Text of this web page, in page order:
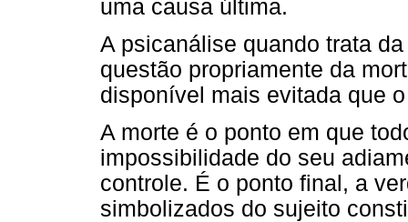
uma causa última.
A psicanálise quando trata
questão propriamente da
disponível mais evitada que
A morte é o ponto em que
impossibilidade do seu
controle. É o ponto final, a
simbolizados do sujeito